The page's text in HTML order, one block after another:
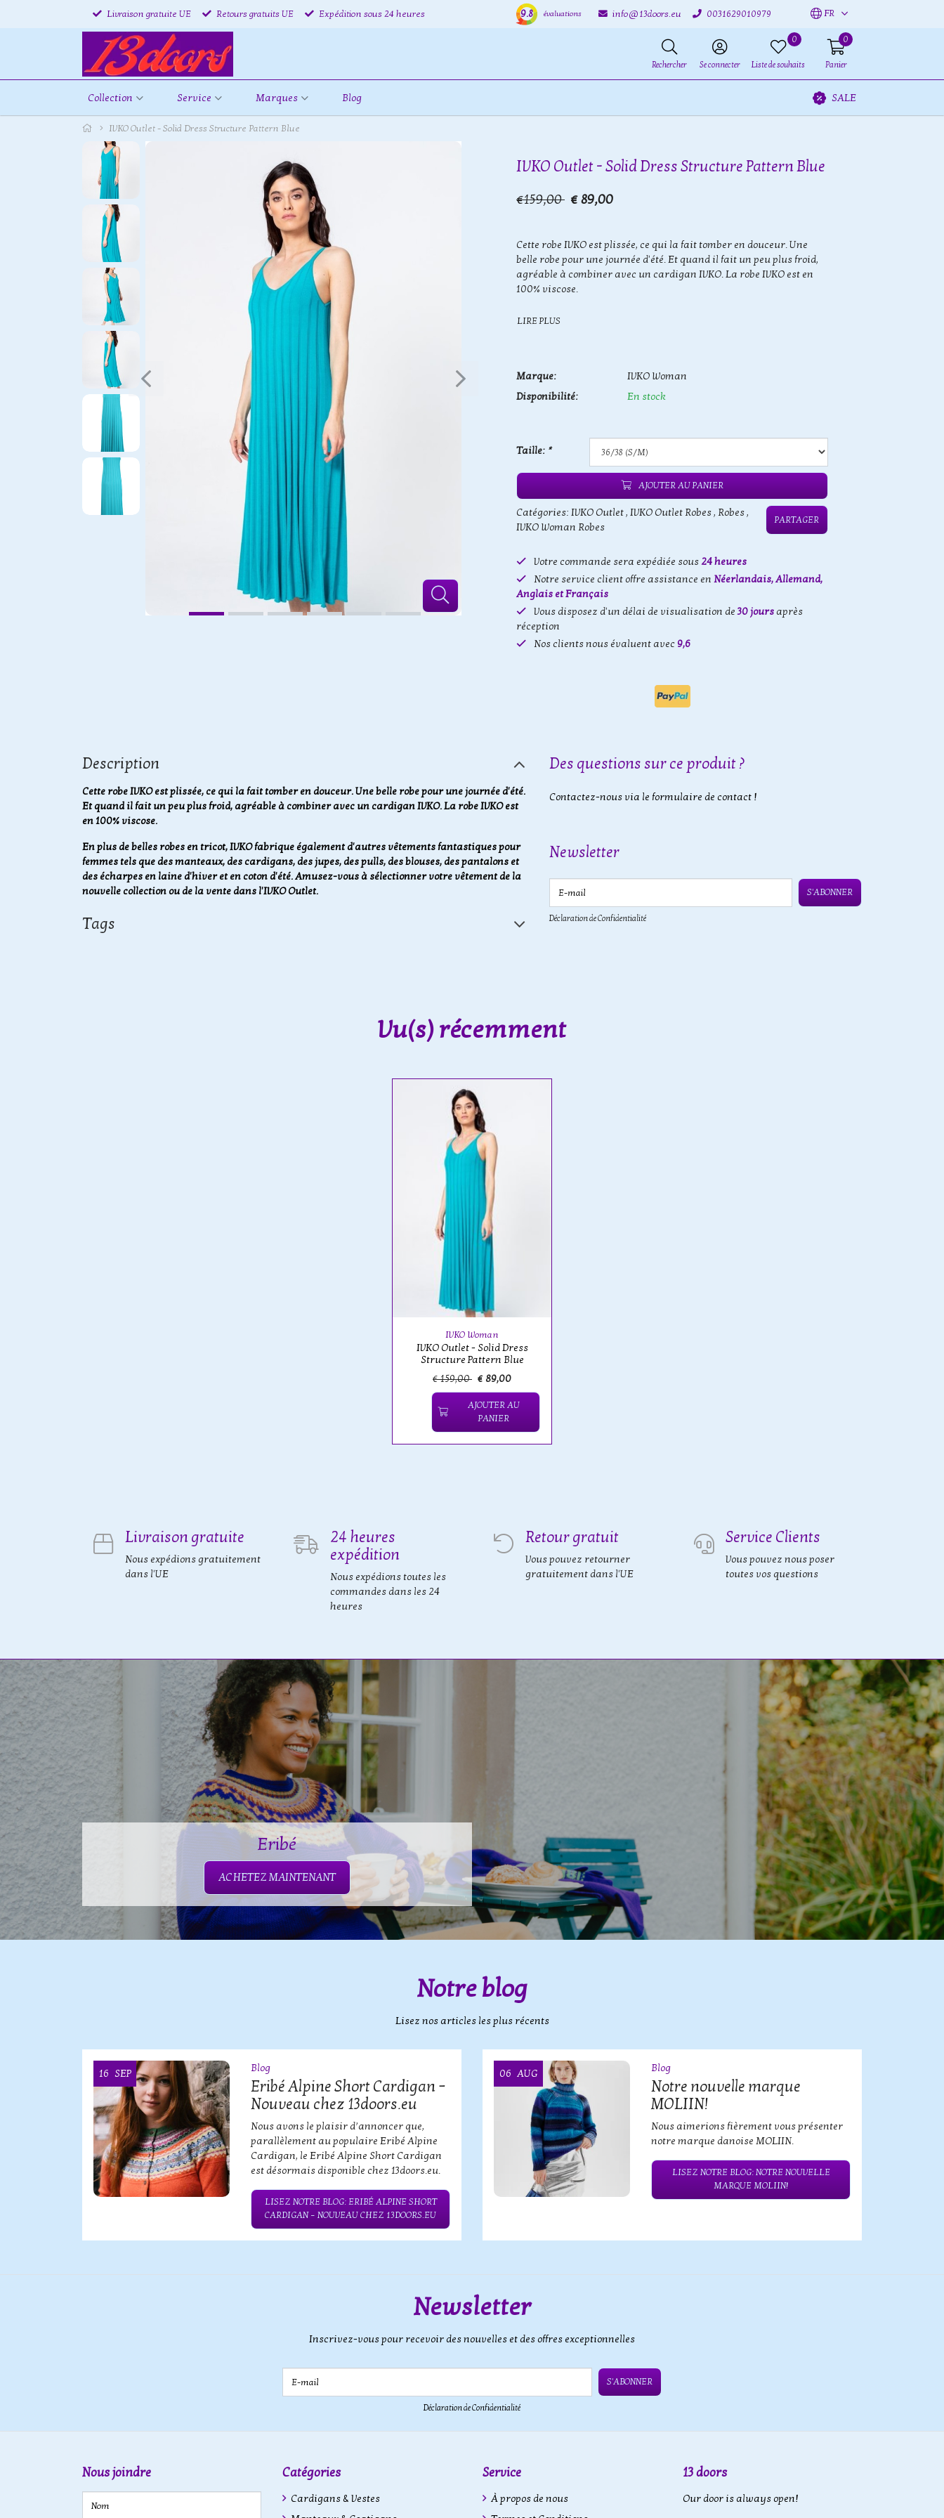
Livraison gratuite UE Retours gratuits UE Expédition sous 24 heures 9.8 évaluations info@13doors.eu 0031629010979 FR
Rechercher Se connecter
0
Liste de souhaits
0
Panier
Collection Service Marques Blog SALE
IVKO Outlet - Solid Dress Structure Pattern Blue
IVKO Outlet - Solid Dress Structure Pattern Blue
€159,00 € 89,00
Cette robe IVKO est plissée, ce qui la fait tomber en douceur. Une
belle robe pour une journée d'été. Et quand il fait un peu plus froid,
agréable à combiner avec un cardigan IVKO. La robe IVKO est en
100% viscose.
LIRE PLUS
Marque:
IVKO Woman
Disponibilité:
En stock
Taille: *
AJOUTER AU PANIER
Catégories: IVKO Outlet, IVKO Outlet Robes, Robes,
IVKO Woman Robes
PARTAGER
Votre commande sera expédiée sous24 heures
Notre service client offre assistance en Néerlandais, Allemand,
Anglais et Français
Vous disposez d'un délai de visualisation de30 jours après
réception
Nos clients nous évaluent avec 9,6
Description
Cette robe IVKO est plissée, ce qui la fait tomber en douceur. Une belle robe pour une journée d'été.
Et quand il fait un peu plus froid, agréable à combiner avec un cardigan IVKO. La robe IVKO est
en 100% viscose.
En plus de belles robes en tricot, IVKO fabrique également d'autres vêtements fantastiques pour
femmes tels que des manteaux, des cardigans, des jupes, des pulls, des blouses, des pantalons et
des écharpes en laine d'hiver et en coton d'été.Amusez-vous à sélectionner votre vêtement de la
nouvelle collection ou de la vente dans l'IVKO Outlet.
Tags
Des questions sur ce produit ?
Contactez-nous via le formulaire de contact !
Newsletter
E-mail
S'ABONNER
Déclaration de Confidentialité
Vu(s) récemment
IVKO Woman
IVKO Outlet - Solid Dress
Structure Pattern Blue
€ 159,00 € 89,00
AJOUTER AU
PANIER
Livraison gratuite
Nous expédions gratuitement
dans l'UE
24 heures
expédition
Nous expédions toutes les
commandes dans les 24
heures
Retour gratuit
Vous pouvez retourner
gratuitement dans l'UE
Service Clients
Vous pouvez nous poser
toutes vos questions
Eribé
ACHETEZ MAINTENANT
Notre blog
Lisez nos articles les plus récents
16 SEP Blog
Eribé Alpine Short Cardigan –
Nouveau chez 13doors.eu
Nous avons le plaisir d’annoncer que,
parallèlement au populaire Eribé Alpine
Cardigan, le Eribé Alpine Short Cardigan
est désormais disponible chez 13doors.eu.
LISEZ NOTRE BLOG: ERIBÉ ALPINE SHORT
CARDIGAN – NOUVEAU CHEZ 13DOORS.EU
06 AUG Blog
Notre nouvelle marque
MOLIIN!
Nous aimerions fièrement vous présenter
notre marque danoise MOLIIN.
LISEZ NOTRE BLOG: NOTRE NOUVELLE
MARQUE MOLIIN!
Newsletter
Inscrivez-vous pour recevoir des nouvelles et des offres exceptionnelles
E-mail
S'ABONNER
Déclaration de Confidentialité
Nous joindre Catégories
Cardigans & Vestes
Service
À propos de nous
13 doors
Our door is always open!